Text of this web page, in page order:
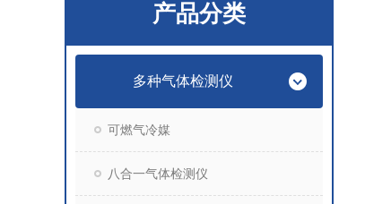
产品分类
多种气体检测仪
可燃气冷媒
八合一气体检测仪